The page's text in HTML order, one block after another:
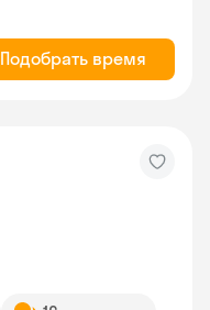
Подобрать время